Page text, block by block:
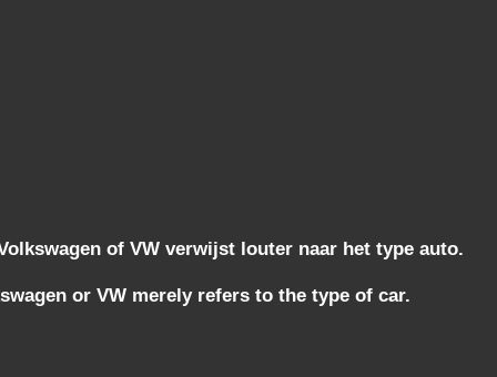
of VW verwijst louter naar het type auto.
or VW merely refers to the type of car.